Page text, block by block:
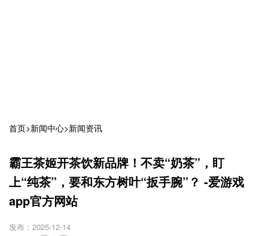
首页>新闻中心>新闻资讯
霸王茶姬开茶饮新品牌！不卖“奶茶”，盯
上“纯茶”，要和东方树叶“扳手腕”？ -爱游戏
app官方网站
发布：2025-12-14